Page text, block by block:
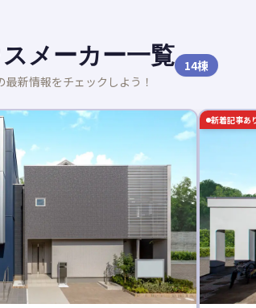
メーカー一覧
新情報をチェックしよう！
14棟
新着記事あ